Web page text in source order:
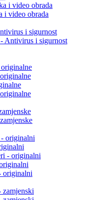
i video obrada
i video obrada
i sigurnost
Antivirus i sigurnost
originalni
- originalni
originalni